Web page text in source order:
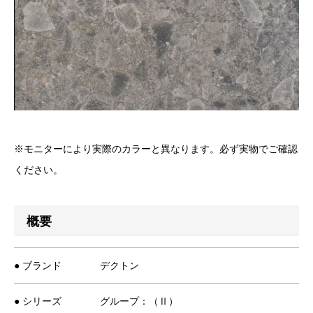
※モニターにより実際のカラーと異なります。必ず実物でご確認
ください。
概要
● ブランド デクトン
● シリーズ グループ：（Ⅱ）